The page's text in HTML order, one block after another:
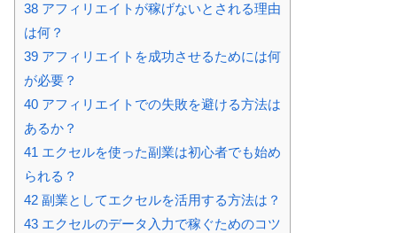
38 アフィリエイトが稼げないとされる理由
は何？
39 アフィリエイトを成功させるためには何
が必要？
40 アフィリエイトでの失敗を避ける方法は
あるか？
41 エクセルを使った副業は初心者でも始め
られる？
42 副業としてエクセルを活用する方法は？
43 エクセルのデータ入力で稼ぐためのコツ